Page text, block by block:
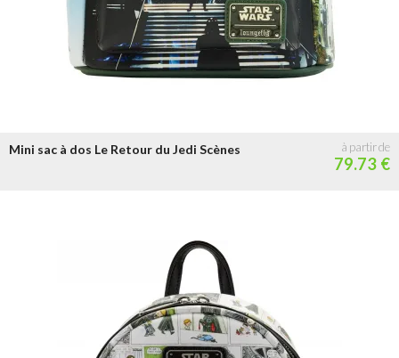
Mini sac à dos Le Retour du Jedi Scènes
79.73 €